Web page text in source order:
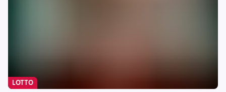
LOTTO